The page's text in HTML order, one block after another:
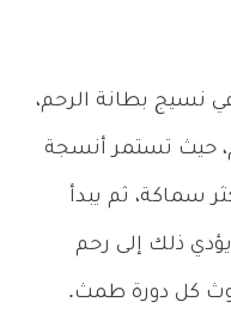
نسيج بطانة الرحم،
حيث تستمر أنسجة
سماكة، ثم يبدأ
ذلك إلى رحم
كل دورة طمث.